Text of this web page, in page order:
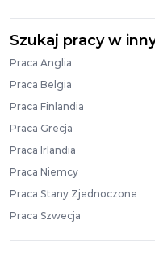
Szukaj pracy w
Praca Anglia
Praca Belgia
Praca Finlandia
Praca Grecja
Praca Irlandia
Praca Niemcy
Praca Stany Zjednoczone
Praca Szwecja